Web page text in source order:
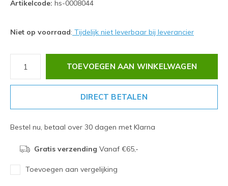
Artikelcode: hs-0008044
Niet op voorraad: Tijdelijk niet leverbaar bij leverancier
TOEVOEGEN AAN WINKELWAGEN
DIRECT BETALEN
Bestel nu, betaal over 30 dagen met Klarna
Gratis verzending Vanaf €65,-
Toevoegen aan vergelijking